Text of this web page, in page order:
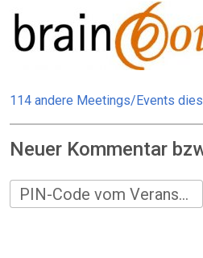
114 andere Meetings/Events
Neuer Kommentar
PIN-Code vom Veranstalter